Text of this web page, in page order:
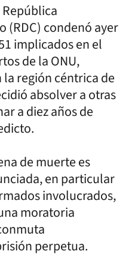
(RDC) condenó ayer
implicados en el
de la ONU,
región céntrica de
absolver a otras
a diez años de
de muerte es
en particular
involucrados,
moratoria
perpetua.